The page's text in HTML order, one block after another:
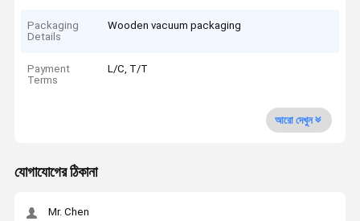
Packaging
Details
Wooden vacuum packaging
Payment
Terms
L/C, T/T
আরো দেখুন
যোগাযোগের ঠিকানা
Mr. Chen